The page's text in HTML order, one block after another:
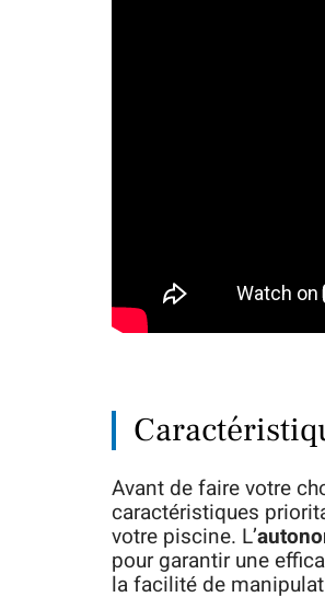
Avant de faire votre
caractéristiques
votre piscine. L’
pour garantir une
la facilité de